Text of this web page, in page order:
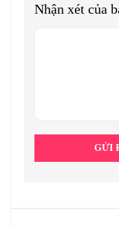
Nhận xét của